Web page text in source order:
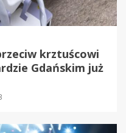
krztuścowi
Gdańskim już